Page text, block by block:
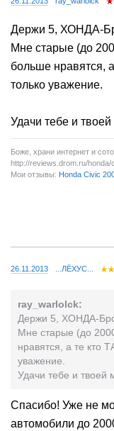
Держи 5, ХОНДА-
Мне старые (до
больше нравятся,
только уважение.
Удачи тебе и
Боже, храни интернет и
http://reviews.drom.ru/honda/
Мои отзывы: Honda Civic
26.11.2013 ...ЛЁХУС...
ray_warlolck:
Держи 5, ХОНДА-
Мне старые (до
нравятся, а те кто
уважение.
Удачи тебе и твоей
Спасибо! Уже не
автомобили до